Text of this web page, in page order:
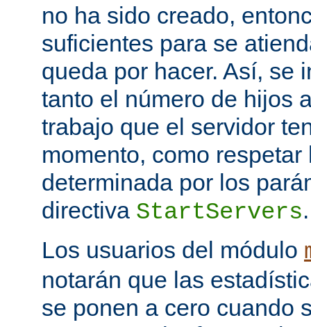
no ha sido creado,
suficientes para se
queda por hacer. Así, se
tanto el número de hijos
trabajo que el servidor
momento, como
determinada por los
directiva StartServers.
Los usuarios del módulo
notarán que las
se ponen a cero cuando